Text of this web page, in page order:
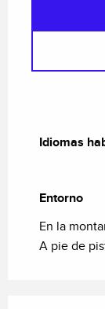
Idiomas
Idiomas
Entorno
Entorno
En la
A pie de